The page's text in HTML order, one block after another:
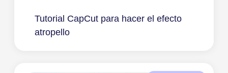
Tutorial CapCut para hacer el efecto
atropello